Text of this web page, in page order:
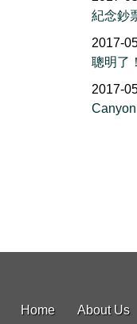
紀念鈔
2017-
聰明了！
2017-
Home About Us